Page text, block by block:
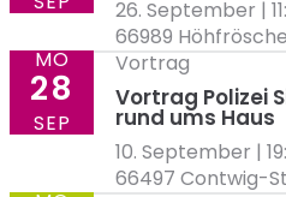
26. September |
66989
Vortrag Polizei
rund ums Haus
Vortrag
10. September |
66497 Contwig-
MO
28
SEP